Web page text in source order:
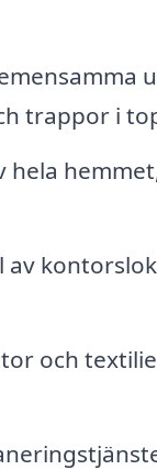
trappor i
hela
av
och